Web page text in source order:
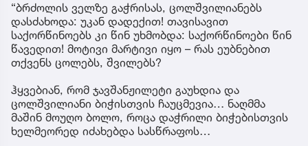
“ბრძოლის ველზე გაჭრისას, ცოლშვილიანებს
დასძახოდა: უკან დადექით! თავისავით
საქორწინოებს კი წინ უხმობდა: საქორწინოები წინ
წავედით! მოტივი მარტივი იყო – რას ეუბნებით
თქვენს ცოლებს, შვილებს?
ჰყვებიან, რომ ჯავშანჟილეტი გაუხდია და
ცოლშვილიანი ბიჭისთვის ჩაუცმევია… ნაღმმა
მაშინ მოუღო ბოლო, როცა დაჭრილი ბიჭებისთვის
ხელმეორედ იძახებდა სასწრაფოს…